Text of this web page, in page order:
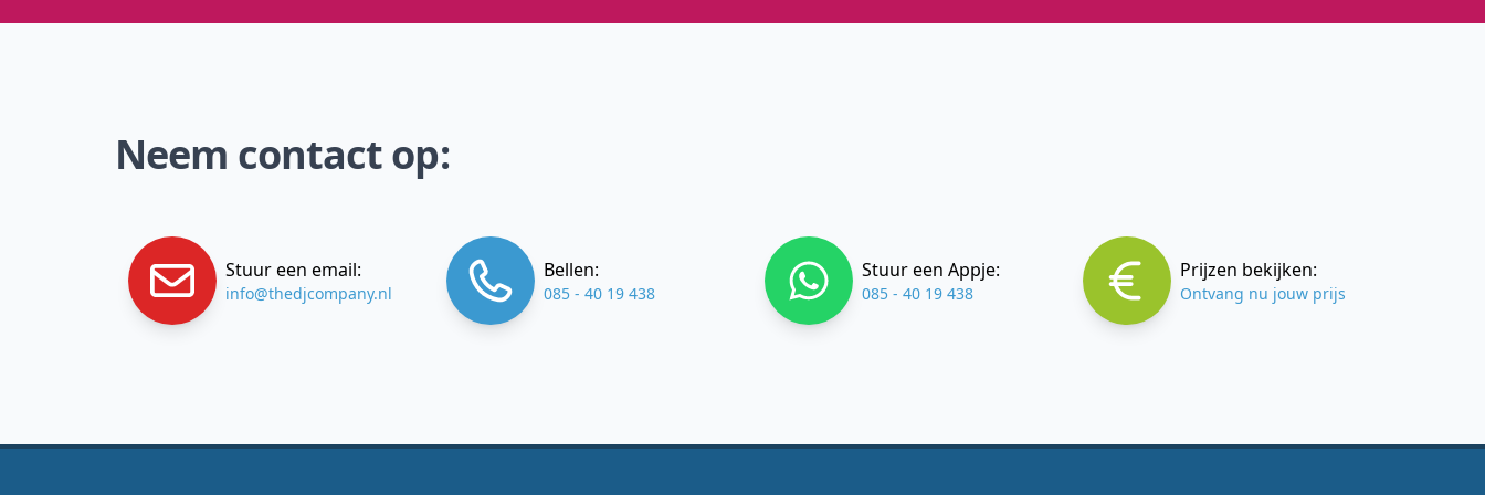
Neem contact op:
Stuur een email:
info@thedjcompany.nl
Bellen:
085 - 40 19 438
Stuur een Appje:
085 - 40 19 438
Prijzen bekijken:
Ontvang nu jouw prijs